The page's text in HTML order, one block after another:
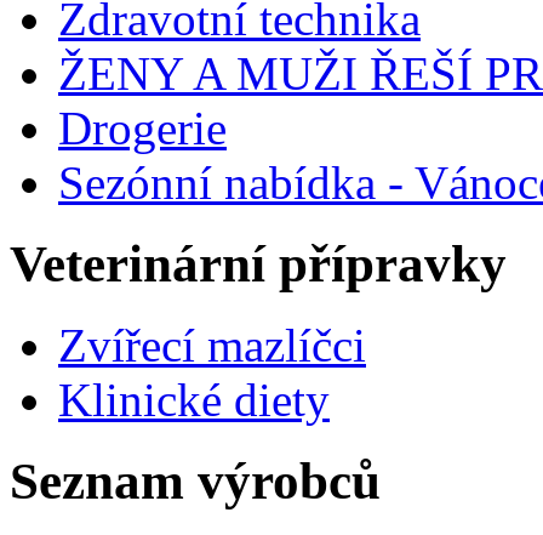
Zdravotní technika
ŽENY A MUŽI ŘEŠÍ
Drogerie
Sezónní nabídka -
Veterinární přípravky
Zvířecí mazlíčci
Klinické diety
Seznam výrobců